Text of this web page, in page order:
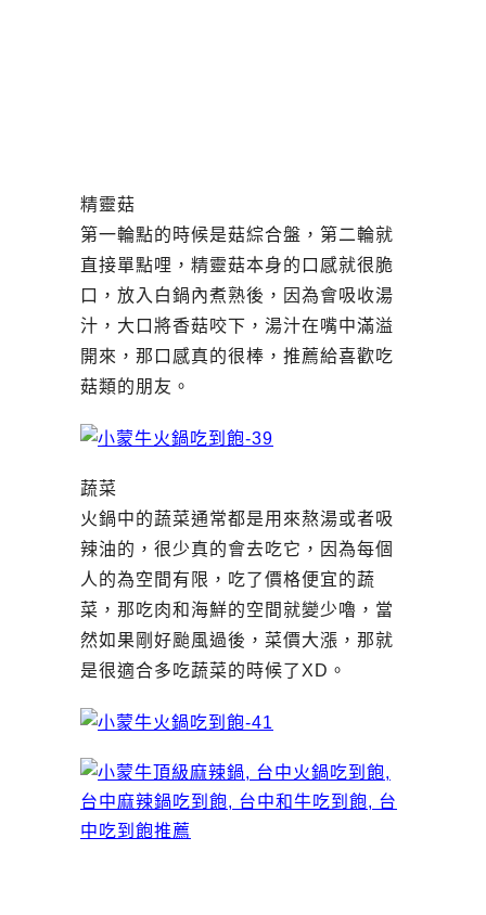
精靈菇
第一輪點的時候是菇綜合盤，第二輪就
直接單點哩，精靈菇本身的口感就很脆
口，放入白鍋內煮熟後，因為會吸收湯
汁，大口將香菇咬下，湯汁在嘴中滿溢
開來，那口感真的很棒，推薦給喜歡吃
菇類的朋友。
蔬菜
火鍋中的蔬菜通常都是用來熬湯或者吸
辣油的，很少真的會去吃它，因為每個
人的為空間有限，吃了價格便宜的蔬
菜，那吃肉和海鮮的空間就變少嚕，當
然如果剛好颱風過後，菜價大漲，那就
是很適合多吃蔬菜的時候了XD。